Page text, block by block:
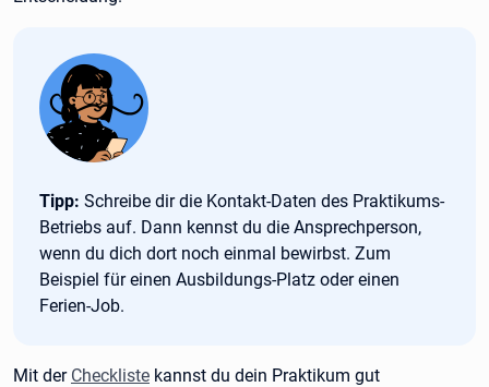
Tipp:
Tipp: Schreibe dir die Kontakt-Daten des Praktikums-
Betriebs auf. Dann kennst du die Ansprechperson,
wenn du dich dort noch einmal bewirbst. Zum
Beispiel für einen Ausbildungs-Platz oder einen
Ferien-Job.
Mit der Checkliste kannst du dein Praktikum gut